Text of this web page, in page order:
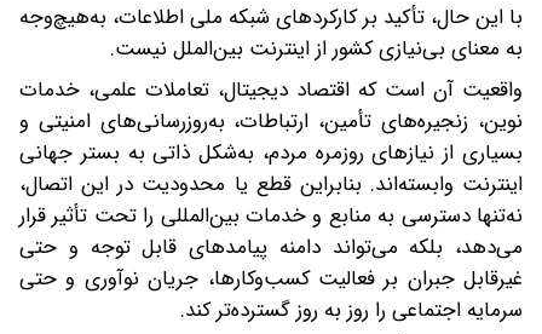
با این حال، تأکید بر کارکردهای شبکه ملی اطلاعات، به‌هیچ‌وجه
به معنای بی‌نیازی کشور از اینترنت بین‌الملل نیست.
واقعیت آن است که اقتصاد دیجیتال، تعاملات علمی، خدمات
نوین، زنجیره‌های تأمین، ارتباطات، به‌روزرسانی‌های امنیتی و
بسیاری از نیازهای روزمره مردم، به‌شکل ذاتی به بستر جهانی
اینترنت وابسته‌اند. بنابراین قطع یا محدودیت در این اتصال،
نه‌تنها دسترسی به منابع و خدمات بین‌المللی را تحت تأثیر قرار
می‌دهد، بلکه می‌تواند دامنه پیامدهای قابل توجه و حتی
غیرقابل جبران بر فعالیت کسب‌وکارها، جریان نوآوری و حتی
سرمایه اجتماعی را روز به روز گسترده‌تر کند.